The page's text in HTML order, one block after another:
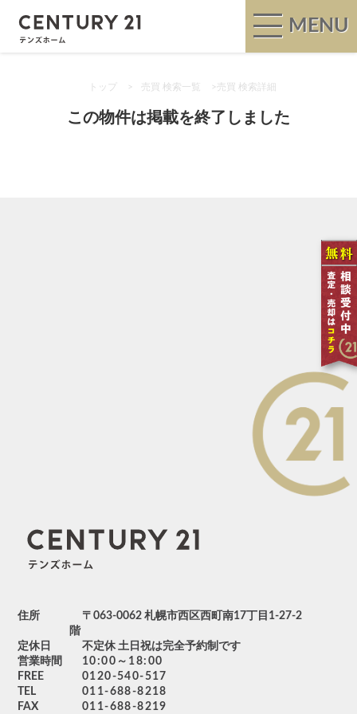
MENU
トップ > 売買 検索一覧 > 売買 検索詳細
この物件は掲載を終了しました
住所
〒063-0062 札幌市西区西町南17丁目1-27-2
階
定休日
不定休 土日祝は完全予約制です
営業時間
10:00～18:00
FREE
0120-540-517
TEL
011-688-8218
FAX
011-688-8219